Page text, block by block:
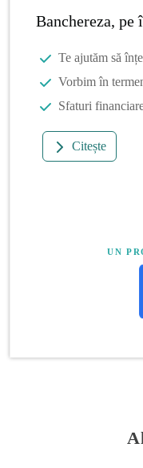
Banchereza,
Te ajutăm să
Vorbim în
Sfaturi
Citește
UN